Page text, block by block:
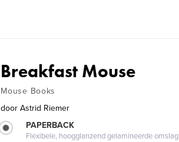
Breakfast Mouse
Mouse Books
door Astrid Riemer
PAPERBACK
Flexibele, hoogglanzend gelamineerde omslag